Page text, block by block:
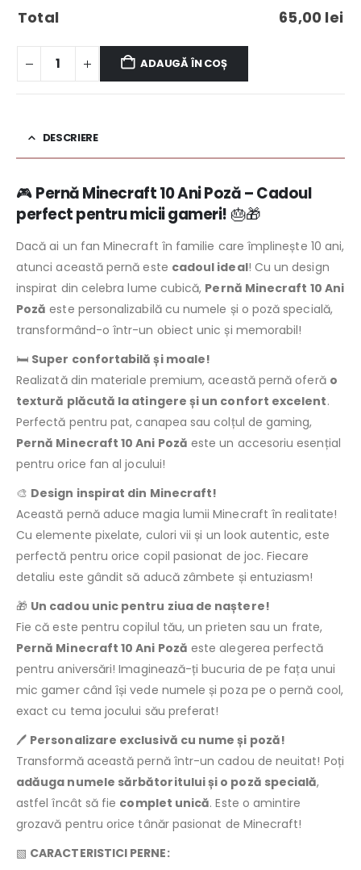
Total 65,00 lei
ADAUGĂ ÎN COȘ
DESCRIERE
🎮 Pernă Minecraft 10 Ani Poză – Cadoul
perfect pentru micii gameri! 🎂🎁
Dacă ai un fan Minecraft în familie care împlinește 10 ani,
atunci această pernă este cadoul ideal! Cu un design
inspirat din celebra lume cubică, Pernă Minecraft 10 Ani
Poză este personalizabilă cu numele și o poză specială,
transformând-o într-un obiect unic și memorabil!
🛏️ Super confortabilă și moale!
Realizată din materiale premium, această pernă oferă o
textură plăcută la atingere și un confort excelent.
Perfectă pentru pat, canapea sau colțul de gaming,
Pernă Minecraft 10 Ani Poză este un accesoriu esențial
pentru orice fan al jocului!
🎨 Design inspirat din Minecraft!
Această pernă aduce magia lumii Minecraft în realitate!
Cu elemente pixelate, culori vii și un look autentic, este
perfectă pentru orice copil pasionat de joc. Fiecare
detaliu este gândit să aducă zâmbete și entuziasm!
🎁 Un cadou unic pentru ziua de naștere!
Fie că este pentru copilul tău, un prieten sau un frate,
Pernă Minecraft 10 Ani Poză este alegerea perfectă
pentru aniversări! Imaginează-ți bucuria de pe fața unui
mic gamer când își vede numele și poza pe o pernă cool,
exact cu tema jocului său preferat!
🖊️ Personalizare exclusivă cu nume și poză!
Transformă această pernă într-un cadou de neuitat! Poți
adăuga numele sărbătoritului și o poză specială,
astfel încât să fie complet unică. Este o amintire
grozavă pentru orice tânăr pasionat de Minecraft!
▧ CARACTERISTICI PERNE: